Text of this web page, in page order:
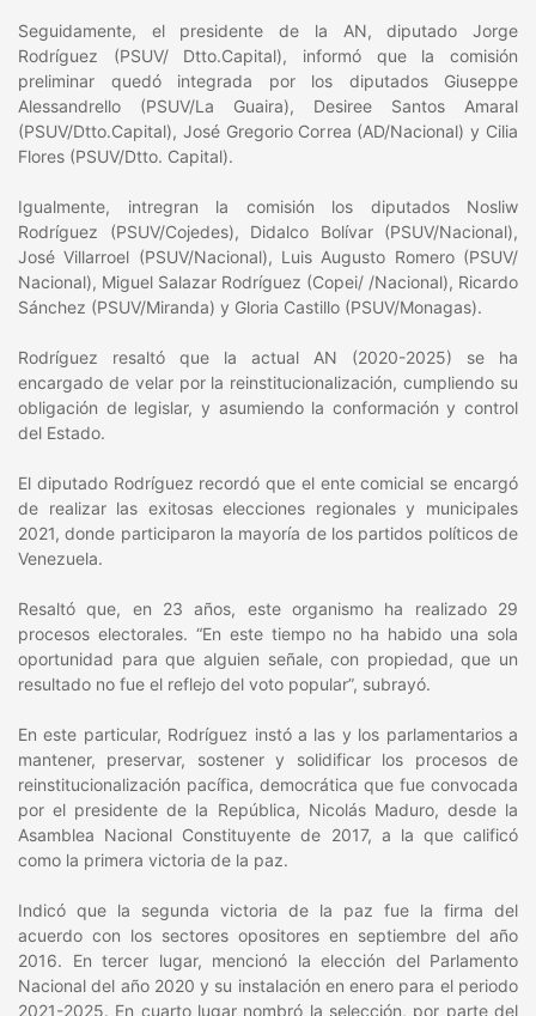
Seguidamente, el presidente de la AN, diputado Jorge
Rodríguez (PSUV/ Dtto.Capital), informó que la comisión
preliminar quedó integrada por los diputados Giuseppe
Alessandrello (PSUV/La Guaira), Desiree Santos Amaral
(PSUV/Dtto.Capital), José Gregorio Correa (AD/Nacional) y Cilia
Flores (PSUV/Dtto. Capital).
Igualmente, intregran la comisión los diputados Nosliw
Rodríguez (PSUV/Cojedes), Didalco Bolívar (PSUV/Nacional),
José Villarroel (PSUV/Nacional), Luis Augusto Romero (PSUV/
Nacional), Miguel Salazar Rodríguez (Copei/ /Nacional), Ricardo
Sánchez (PSUV/Miranda) y Gloria Castillo (PSUV/Monagas).
Rodríguez resaltó que la actual AN (2020-2025) se ha
encargado de velar por la reinstitucionalización, cumpliendo su
obligación de legislar, y asumiendo la conformación y control
del Estado.
El diputado Rodríguez recordó que el ente comicial se encargó
de realizar las exitosas elecciones regionales y municipales
2021, donde participaron la mayoría de los partidos políticos de
Venezuela.
Resaltó que, en 23 años, este organismo ha realizado 29
procesos electorales. “En este tiempo no ha habido una sola
oportunidad para que alguien señale, con propiedad, que un
resultado no fue el reflejo del voto popular”, subrayó.
En este particular, Rodríguez instó a las y los parlamentarios a
mantener, preservar, sostener y solidificar los procesos de
reinstitucionalización pacífica, democrática que fue convocada
por el presidente de la República, Nicolás Maduro, desde la
Asamblea Nacional Constituyente de 2017, a la que calificó
como la primera victoria de la paz.
Indicó que la segunda victoria de la paz fue la firma del
acuerdo con los sectores opositores en septiembre del año
2016. En tercer lugar, mencionó la elección del Parlamento
Nacional del año 2020 y su instalación en enero para el periodo
2021-2025. En cuarto lugar nombró la selección, por parte del